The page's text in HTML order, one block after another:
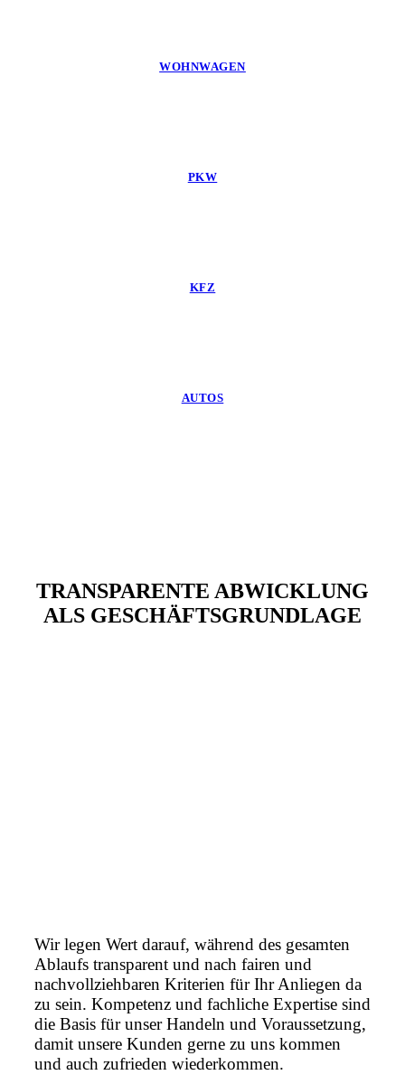
WOHNWAGEN
PKW
KFZ
AUTOS
TRANSPARENTE ABWICKLUNG
ALS GESCHÄFTSGRUNDLAGE
Wir legen Wert darauf, während des gesamten
Ablaufs transparent und nach fairen und
nachvollziehbaren Kriterien für Ihr Anliegen da
zu sein. Kompetenz und fachliche Expertise sind
die Basis für unser Handeln und Voraussetzung,
damit unsere Kunden gerne zu uns kommen
und auch zufrieden wiederkommen.